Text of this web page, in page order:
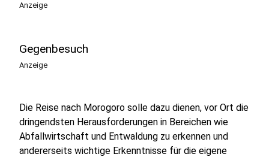
Anzeige
Gegenbesuch
Anzeige
Die Reise nach Morogoro solle dazu dienen, vor Ort die
dringendsten Herausforderungen in Bereichen wie
Abfallwirtschaft und Entwaldung zu erkennen und
andererseits wichtige Erkenntnisse für die eigene